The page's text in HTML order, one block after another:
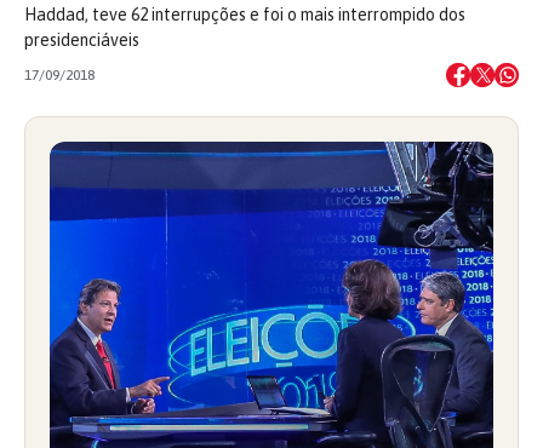
Haddad, teve 62 interrupções e foi o mais interrompido dos
presidenciáveis
17/09/2018